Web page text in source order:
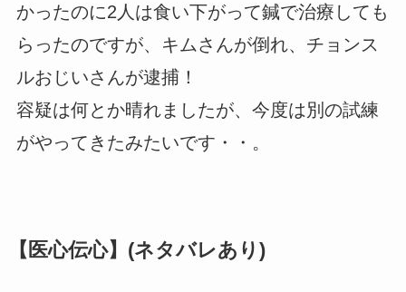
かったのに2人は食い下がって鍼で治療しても
らったのですが、キムさんが倒れ、チョンス
ルおじいさんが逮捕！
容疑は何とか晴れましたが、今度は別の試練
がやってきたみたいです・・。
【医心伝心】(ネタバレあり)